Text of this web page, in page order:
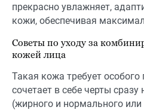
прекрасно увлажняет,
кожи, обеспечивая
Советы по уходу за
кожей лица
Такая кожа требует особого
сочетает в себе черты сразу
(жирного и нормального или